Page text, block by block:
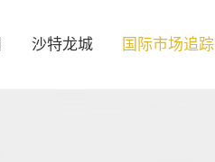
沙特龙城 国际市场追踪